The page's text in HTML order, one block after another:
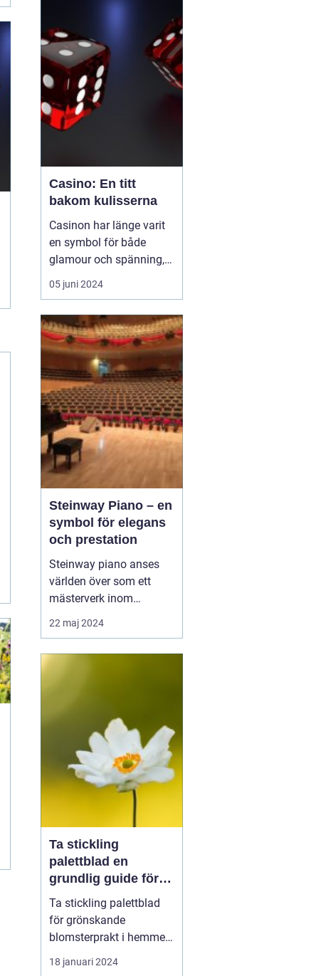
Herrgårds erkänt
professionella
intensivkurs för
jägarexamen. Kursen,
som ofta går under na...
Casino: En titt
bakom kulisserna
Casinon har länge varit
en symbol för både
glamour och spänning,
en plats där tur och
strategi går hand i hand,
en chans att förvandla
en slumpmässig
satsning till en enorm
vinst. ...
05 juni 2024
Steinway Piano – en
symbol för elegans
och prestation
Steinway piano anses
världen över som ett
mästerverk inom
pianokonstruktion och
musikalisk briljans. Med
synonymt med den
22 maj 2024
Ta stickling
palettblad en
grundlig guide för
blomsterentusiaster
Ta stickling palettblad
för grönskande
blomsterprakt i hemmet
18 januari 2024